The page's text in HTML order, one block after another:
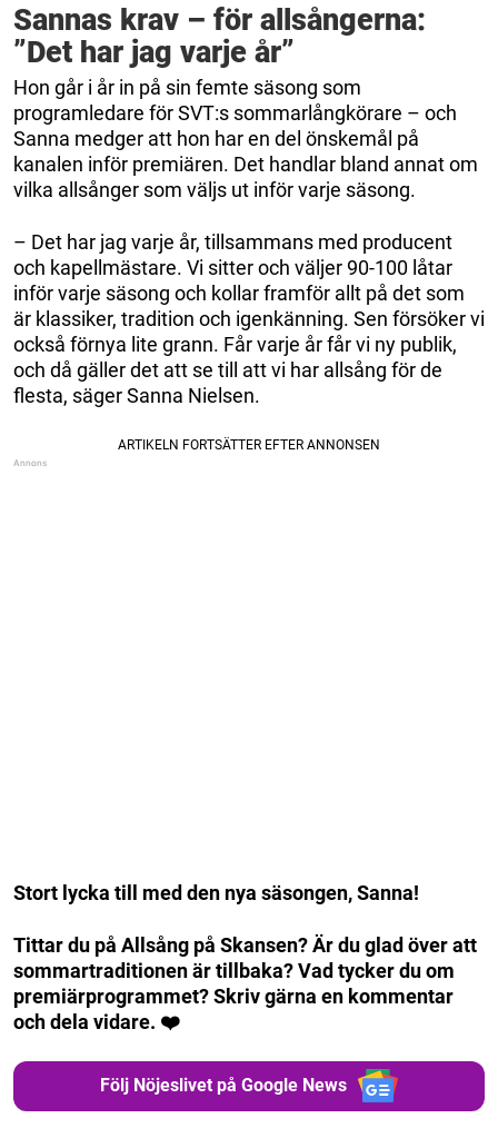
Sannas krav – för allsångerna:
”Det har jag varje år”
Hon går i år in på sin femte säsong som
programledare för SVT:s sommarlångkörare – och
Sanna medger att hon har en del önskemål på
kanalen inför premiären. Det handlar bland annat om
vilka allsånger som väljs ut inför varje säsong.
– Det har jag varje år, tillsammans med producent
och kapellmästare. Vi sitter och väljer 90-100 låtar
inför varje säsong och kollar framför allt på det som
är klassiker, tradition och igenkänning. Sen försöker vi
också förnya lite grann. Får varje år får vi ny publik,
och då gäller det att se till att vi har allsång för de
flesta, säger Sanna Nielsen.
Stort lycka till med den nya säsongen, Sanna!
Tittar du på Allsång på Skansen? Är du glad över att
sommartraditionen är tillbaka? Vad tycker du om
premiärprogrammet? Skriv gärna en kommentar
och dela vidare. ❤️
Följ Nöjeslivet på Google News